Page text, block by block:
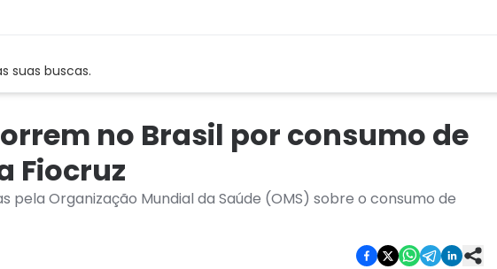
suas buscas.
no Brasil por consumo de
Fiocruz
Organização Mundial da Saúde (OMS) sobre o consumo de